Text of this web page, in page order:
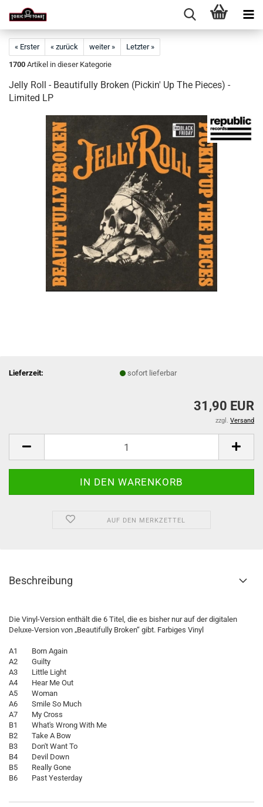
« Erster « zurück weiter »
Letzter »
1700 Artikel in dieser Kategorie
Jelly Roll - Beautifully Broken (Pickin' Up The Pieces) -
Limited LP
Lieferzeit: sofort lieferbar
31,90 EUR
zzgl. Versand
AUF DEN MERKZETTEL
Beschreibung
Die Vinyl-Version enthält die 6 Titel, die es bisher nur auf der digitalen
Deluxe-Version von „Beautifully Broken“ gibt. Farbiges Vinyl
A1 Born Again
A2 Guilty
A3 Little Light
A4 Hear Me Out
A5 Woman
A6 Smile So Much
A7 My Cross
B1 What's Wrong With Me
B2 Take A Bow
B3 Don't Want To
B4 Devil Down
B5 Really Gone
B6 Past Yesterday